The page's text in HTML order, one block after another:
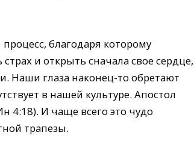
благодаря которому
и открыть сначала свое сердце,
Наши глаза наконец-то обретают
в нашей культуре. Апостол
4:18). И чаще всего это чудо
трапезы.